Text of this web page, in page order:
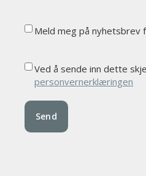
Meld meg på nyhetsbrev
Ved å sende inn dette
personvernerklæringen